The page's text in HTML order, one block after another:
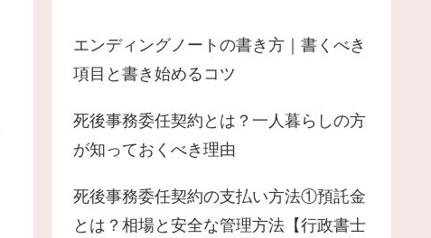
エンディングノートの書き方｜書くべき
項目と書き始めるコツ
死後事務委任契約とは？一人暮らしの方
が知っておくべき理由
死後事務委任契約の支払い方法①預託金
とは？相場と安全な管理方法【行政書士